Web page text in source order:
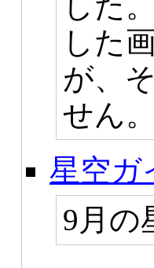
した
が、
せん。
星空ガ
9月の